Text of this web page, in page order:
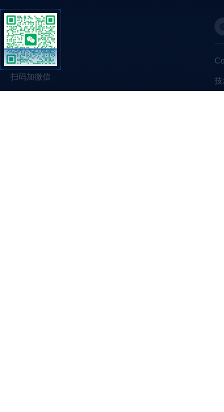
扫码加微信 技